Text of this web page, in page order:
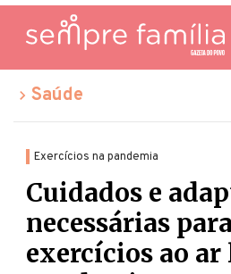
Saúde
Exercícios na pandemia
Cuidados e
necessárias
exercícios ao